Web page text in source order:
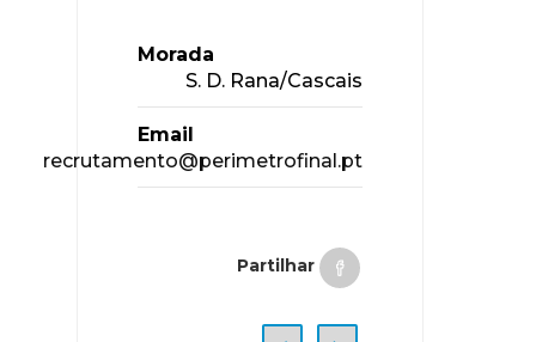
Morada
S. D. Rana/Cascais
Email
recrutamento@perimetrofinal.pt
Partilhar